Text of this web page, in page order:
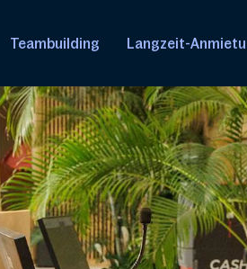
Teambuilding Langzeit-